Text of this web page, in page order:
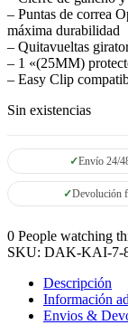
– Puntas de correa
máxima durabilidad
– Quitavueltas
– 1 «(25MM)
– Easy Clip
Sin existencias
Envío 24/
Devolución
0 People watching
SKU: DAK-KAI-7-
Descripción
Información
Envios &